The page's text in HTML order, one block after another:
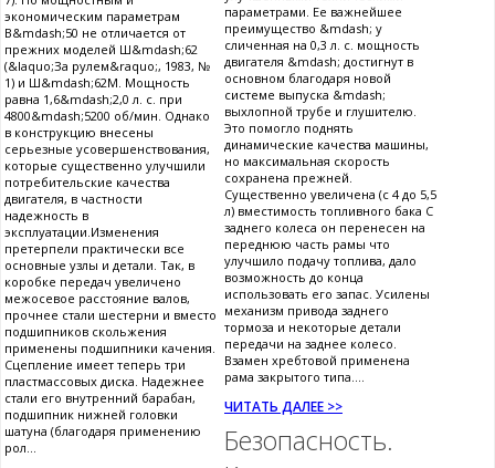
экономическим параметрам
В&mdash;50 не отличается от
прежних моделей Ш&mdash;62
(&laquo;За рулем&raquo;, 1983, №
1) и Ш&mdash;62М. Мощность
равна 1,6&mdash;2,0 л. с. при
4800&mdash;5200 об/мин. Однако
в конструкцию внесены
серьезные усовершенствования,
которые существенно улучшили
потребительские качества
двигателя, в частности
надежность в
эксплуатации.Изменения
претерпели практически все
основные узлы и детали. Так, в
коробке передач увеличено
межосевое расстояние валов,
прочнее стали шестерни и вместо
подшипников скольжения
применены подшипники качения.
Сцепление имеет теперь три
пластмассовых диска. Надежнее
стали его внутренний барабан,
подшипник нижней головки
шатуна (благодаря применению
рол...
параметрами. Ее важнейшее
преимущество &mdash; у
сличенная на 0,3 л. с. мощность
двигателя &mdash; достигнут в
основном благодаря новой
системе выпуска &mdash;
выхлопной трубе и глушителю.
Это помогло поднять
динамические качества машины,
но максимальная скорость
сохранена прежней.
Существенно увеличена (с 4 до 5,5
л) вместимость топливного бака С
заднего колеса он перенесен на
переднюю часть рамы что
улучшило подачу топлива, дало
возможность до конца
использовать его запас. Усилены
механизм привода заднего
тормоза и некоторые детали
передачи на заднее колесо.
Взамен хребтовой применена
рама закрытого типа....
ЧИТАТЬ ДАЛЕЕ >>
Безопасность.